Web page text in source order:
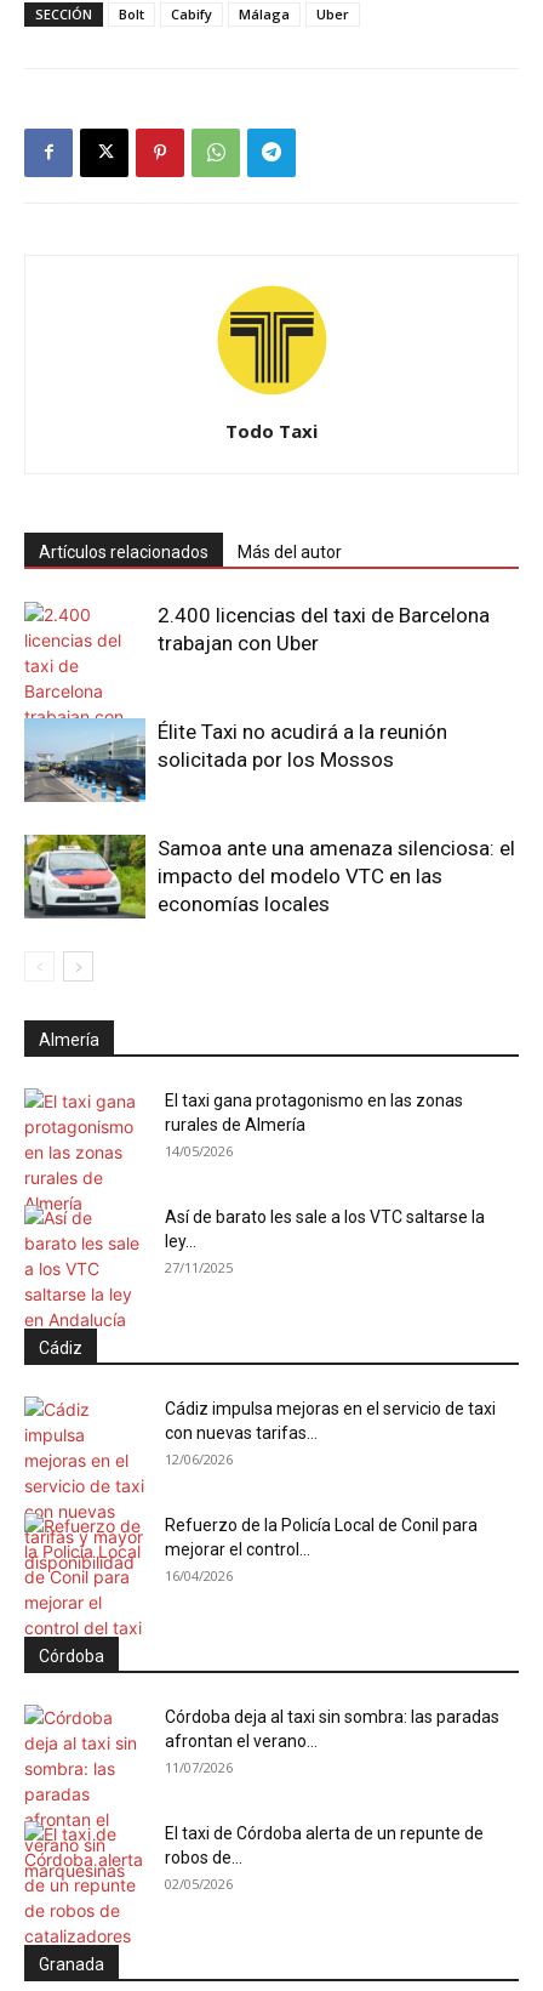
SECCIÓN Bolt Cabify Málaga Uber
Todo Taxi
Artículos relacionados Más del autor
2.400 licencias del taxi de Barcelona
trabajan con Uber
Élite Taxi no acudirá a la reunión
solicitada por los Mossos
Samoa ante una amenaza silenciosa: el
impacto del modelo VTC en las
economías locales
Almería
El taxi gana protagonismo en las zonas
rurales de Almería
14/05/2026
Así de barato les sale a los VTC saltarse la
ley...
27/11/2025
Cádiz
Cádiz impulsa mejoras en el servicio de taxi
con nuevas tarifas...
12/06/2026
Refuerzo de la Policía Local de Conil para
mejorar el control...
16/04/2026
Córdoba
Córdoba deja al taxi sin sombra: las paradas
afrontan el verano...
11/07/2026
El taxi de Córdoba alerta de un repunte de
robos de...
02/05/2026
Granada